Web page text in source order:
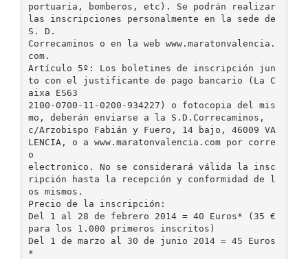
portuaria, bomberos, etc). Se podrán realizar
las inscripciones personalmente en la sede de
S. D.
Correcaminos o en la web www.maratonvalencia.
com.
Artículo 5º: Los boletines de inscripción jun
to con el justificante de pago bancario (La C
aixa ES63
2100-0700-11-0200-934227) o fotocopia del mis
mo, deberán enviarse a la S.D.Correcaminos,
c/Arzobispo Fabián y Fuero, 14 bajo, 46009 VA
LENCIA, o a www.maratonvalencia.com por corre
o
electronico. No se considerará válida la insc
ripción hasta la recepción y conformidad de l
os mismos.
Precio de la inscripción:
Del 1 al 28 de febrero 2014 = 40 Euros* (35 €
para los 1.000 primeros inscritos)
Del 1 de marzo al 30 de junio 2014 = 45 Euros
*